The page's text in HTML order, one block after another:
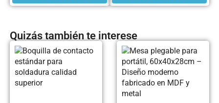
Quizás también te interese